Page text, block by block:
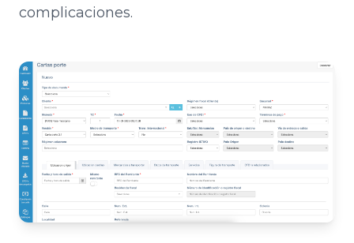
complicaciones.